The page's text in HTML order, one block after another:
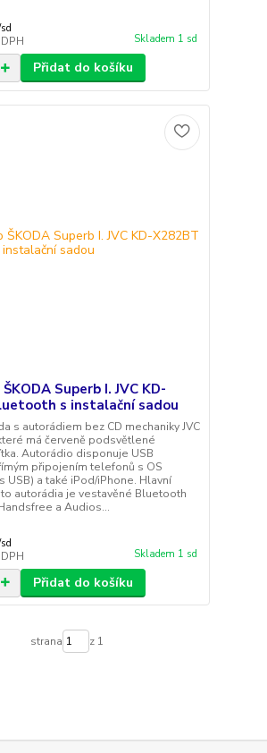
sd
Skladem 1 sd
Přidat do košíku
Superb I. JVC KD-
s instalační sadou
s autorádiem bez CD mechaniky JVC
má červeně podsvětlené
Autorádio disponuje USB
připojením telefonů s OS
USB) a také iPod/iPhone. Hlavní
autorádia je vestavěné Bluetooth
a Audios...
sd
Skladem 1 sd
Přidat do košíku
strana z 1